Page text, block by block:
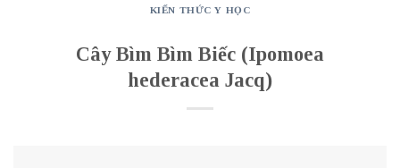
KIẾN THỨC Y HỌC
Cây Bìm Bìm Biếc (Ipomoea
hederacea Jacq)